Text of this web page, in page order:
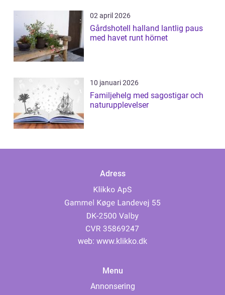
02 april 2026
Gårdshotell halland lantlig paus
med havet runt hörnet
10 januari 2026
Familjehelg med sagostigar och
naturupplevelser
Adress
web: www.klikko.dk
Menu
Annonsering